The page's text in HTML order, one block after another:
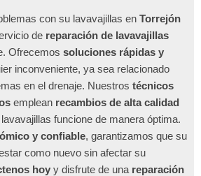
con su lavavajillas en Torrejón
de reparación de lavavajillas
Ofrecemos soluciones rápidas y
inconveniente, ya sea relacionado
en el drenaje. Nuestros técnicos
emplean recambios de alta calidad
funcione de manera óptima.
y confiable, garantizamos que su
como nuevo sin afectar su
hoy y disfrute de una reparación